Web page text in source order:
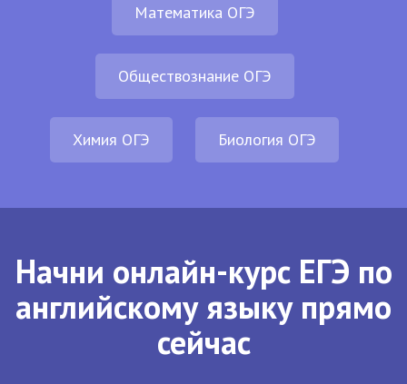
Математика ОГЭ
Обществознание ОГЭ
Химия ОГЭ Биология ОГЭ
Начни онлайн-курс ЕГЭ по
английскому языку прямо
сейчас